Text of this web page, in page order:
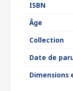
ISBN
Âge
Collection
Date de
Dimensions